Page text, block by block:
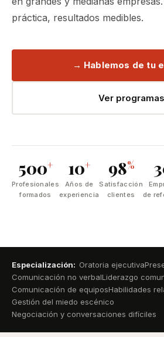
práctica, resultados medibles.
→ Hablemos de tu
Ver programas
500+
Profesionales
formados
10+
Años de
experiencia
98%
Satisfacción
clientes
de
Especialización: Oratoria ejecutiva
Comunicación no verbalLiderazgo
Comunicación de equiposHabilidades
Gestión del miedo escénico
Negociación y conversaciones difíciles